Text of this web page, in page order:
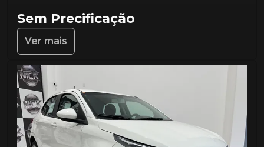
Sem Precificação
Ver mais